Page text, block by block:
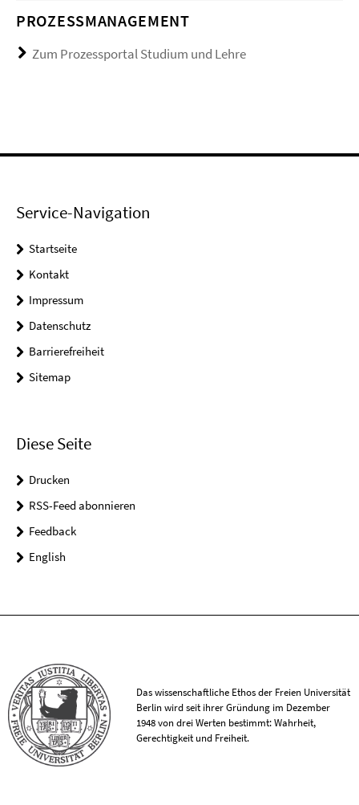
PROZESSMANAGEMENT
Zum Prozessportal Studium und Lehre
Service-Navigation
Startseite
Kontakt
Impressum
Datenschutz
Barrierefreiheit
Sitemap
Diese Seite
Drucken
RSS-Feed abonnieren
Feedback
English
Das wissenschaftliche Ethos der Freien Universität
Berlin wird seit ihrer Gründung im Dezember
1948 von drei Werten bestimmt: Wahrheit,
Gerechtigkeit und Freiheit.